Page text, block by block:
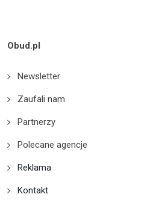
Obud.pl
Newsletter
Zaufali nam
Partnerzy
Polecane agencje
Reklama
Kontakt